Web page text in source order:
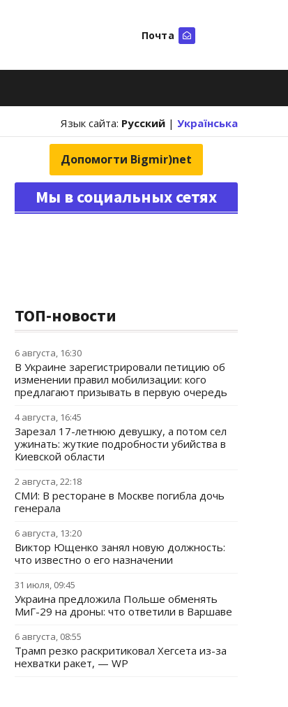
Почта
Язык сайта: Русский | Українська
Допомогти Bigmir)net
Мы в социальных сетях
ТОП-новости
6 августа, 16:30
В Украине зарегистрировали петицию об
изменении правил мобилизации: кого
предлагают призывать в первую очередь
4 августа, 16:45
Зарезал 17-летнюю девушку, а потом сел
ужинать: жуткие подробности убийства в
Киевской области
2 августа, 22:18
СМИ: В ресторане в Москве погибла дочь
генерала
6 августа, 13:20
Виктор Ющенко занял новую должность:
что известно о его назначении
31 июля, 09:45
Украина предложила Польше обменять
МиГ-29 на дроны: что ответили в Варшаве
6 августа, 08:55
Трамп резко раскритиковал Хегсета из-за
нехватки ракет, — WP